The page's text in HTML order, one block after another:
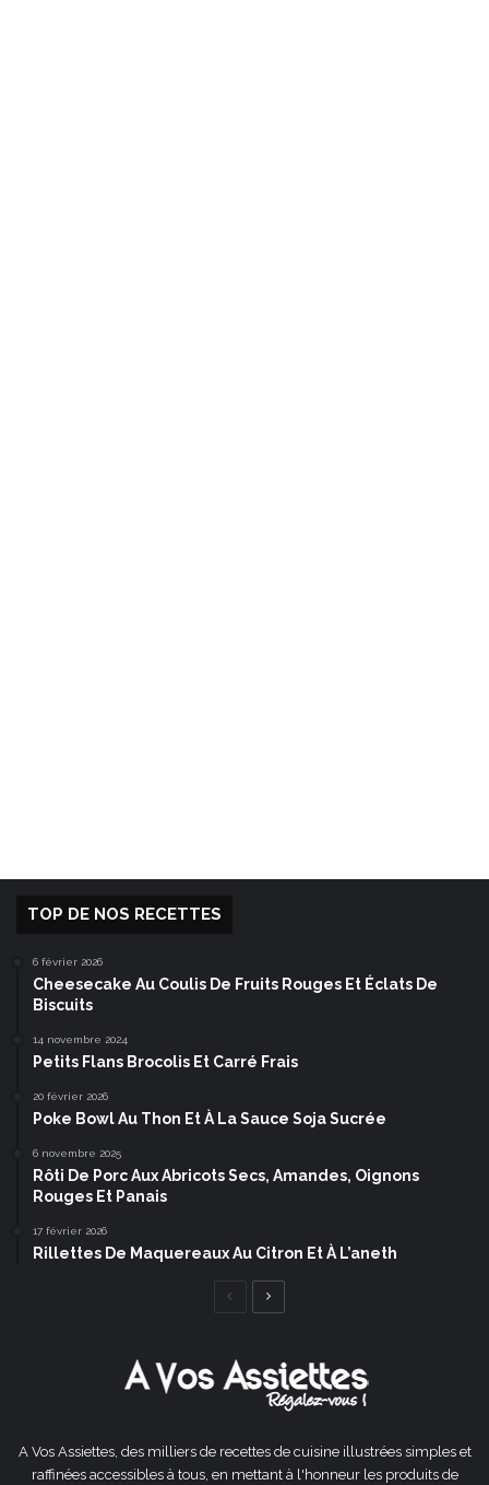
TOP DE NOS RECETTES
6 février 2026
Cheesecake Au Coulis De Fruits Rouges Et Éclats De
Biscuits
14 novembre 2024
Petits Flans Brocolis Et Carré Frais
20 février 2026
Poke Bowl Au Thon Et À La Sauce Soja Sucrée
6 novembre 2025
Rôti De Porc Aux Abricots Secs, Amandes, Oignons
Rouges Et Panais
17 février 2026
Rillettes De Maquereaux Au Citron Et À L’aneth
Page
A Vos Assiettes, des milliers de recettes de cuisine illustrées simples et
raffinées accessibles à tous, en mettant à l'honneur les produits de